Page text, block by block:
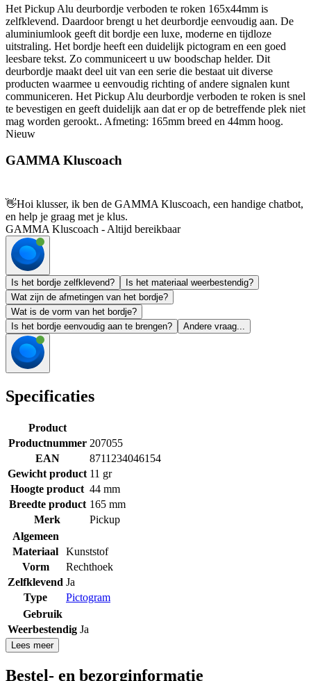
Het Pickup Alu deurbordje verboden te roken 165x44mm is
zelfklevend. Daardoor brengt u het deurbordje eenvoudig aan. De
aluminiumlook geeft dit bordje een luxe, moderne en tijdloze
uitstraling. Het bordje heeft een duidelijk pictogram en een goed
leesbare tekst. Zo communiceert u uw boodschap helder. Dit
deurbordje maakt deel uit van een serie die bestaat uit diverse
producten waarmee u eenvoudig richting of andere signalen kunt
communiceren. Het Pickup Alu deurbordje verboden te roken is snel
te bevestigen en geeft duidelijk aan dat er op de betreffende plek niet
mag worden gerookt.. Afmeting: 165mm breed en 44mm hoog.
Nieuw
GAMMA Kluscoach
👋Hoi klusser, ik ben de GAMMA Kluscoach, een handige chatbot,
en help je graag met je klus.
GAMMA Kluscoach - Altijd bereikbaar
Is het bordje zelfklevend?
Is het materiaal weerbestendig?
Wat zijn de afmetingen van het bordje?
Wat is de vorm van het bordje?
Is het bordje eenvoudig aan te brengen?
Andere vraag...
Specificaties
Product
Productnummer 207055
EAN
8711234046154
Gewicht product 11 gr
Hoogte product 44 mm
Breedte product 165 mm
Merk
Pickup
Algemeen
Materiaal
Kunststof
Vorm
Rechthoek
Zelfklevend Ja
Type
Pictogram
Gebruik
Weerbestendig Ja
Lees meer
Bestel- en bezorginformatie